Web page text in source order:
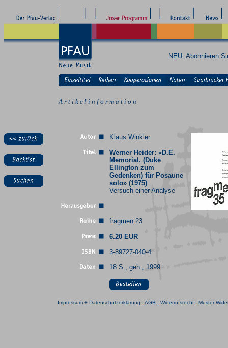
NEU: Abonnieren
A r t i k e l i n f o r m a t i o n
Klaus Winkler
Werner Heider: «D.E.
Memorial. (Duke
Ellington zum
Gedenken) für Posaune
solo» (1975)
Versuch einer Analyse
fragmen 23
6.20 EUR
3-89727-040-4
18 S., geh., 1999
Impressum + Datenschutzerklärung -AGB - Widerrufsrecht - Muster-